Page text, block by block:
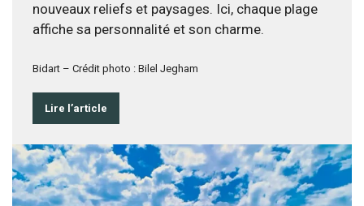
nouveaux reliefs et paysages. Ici, chaque plage
affiche sa personnalité et son charme.
Bidart – Crédit photo : Bilel Jegham
Lire l’article